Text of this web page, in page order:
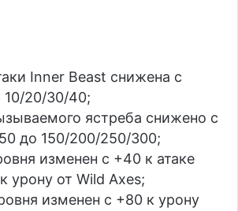
Inner Beast снижена с
10/20/30/40;
ястреба снижено с
до 150/200/250/300;
изменен с +40 к атаке
урону от Wild Axes;
изменен с +80 к урону